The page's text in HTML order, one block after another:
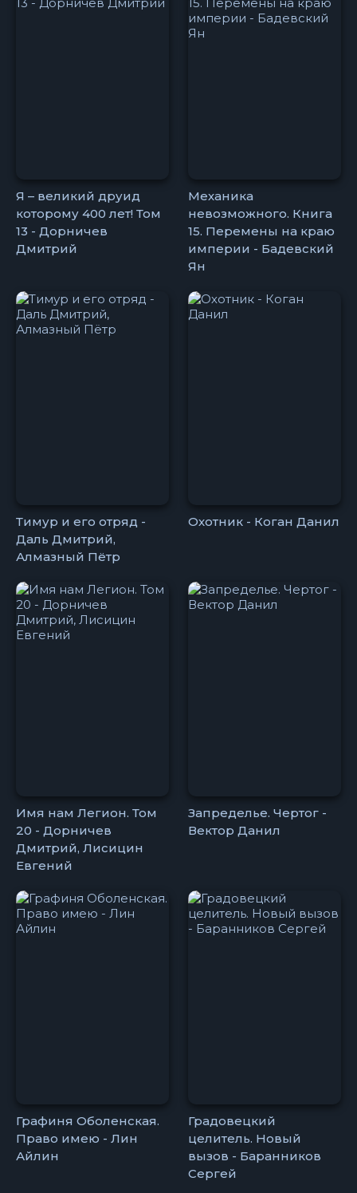
Я – великий друид
которому 400 лет! Том
13 - Дорничев
Дмитрий
Механика
невозможного. Книга
15. Перемены на краю
империи - Бадевский
Ян
Тимур и его отряд -
Даль Дмитрий,
Алмазный Пётр
Охотник - Коган Данил
Имя нам Легион. Том
20 - Дорничев
Дмитрий, Лисицин
Евгений
Запределье. Чертог -
Вектор Данил
Графиня Оболенская.
Право имею - Лин
Айлин
Градовецкий
целитель. Новый
вызов - Баранников
Сергей